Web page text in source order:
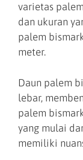
varietas
dan ukuran
palem
meter.
Daun palem
lebar,
palem
yang mulai
memiliki